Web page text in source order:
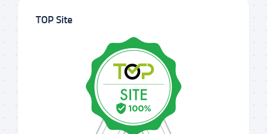
TOP Site